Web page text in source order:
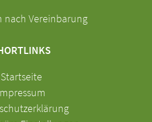
nach Vereinbarung
Navigation
überspringen
Startseite